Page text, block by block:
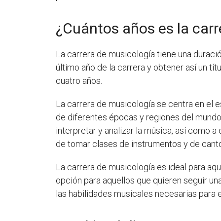
¿Cuántos años es la
La carrera de musicología tiene una
último año de la carrera y obtener así un
cuatro años.
La carrera de musicología se centra en el
de diferentes épocas y regiones del
interpretar y analizar la música, así como
de tomar clases de instrumentos y de
La carrera de musicología es ideal para
opción para aquellos que quieren seguir
las habilidades musicales necesarias para